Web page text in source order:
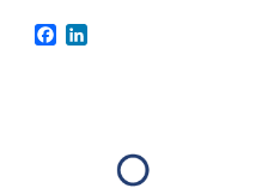
Facebook